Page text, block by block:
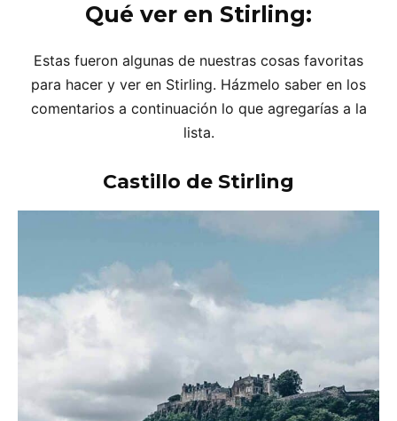
Qué ver en Stirling:
Estas fueron algunas de nuestras cosas favoritas
para hacer y ver en Stirling. Házmelo saber en los
comentarios a continuación lo que agregarías a la
lista.
Castillo de Stirling